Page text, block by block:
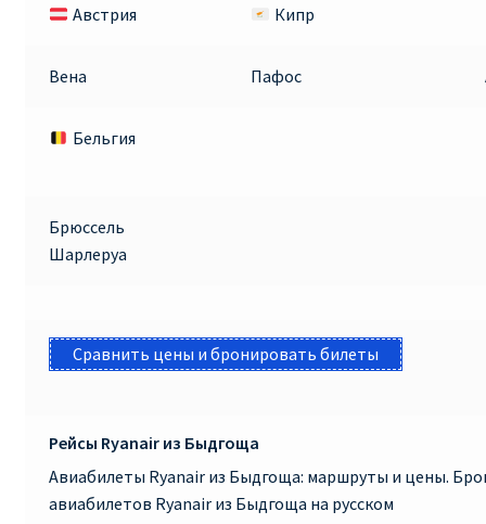
Австрия Кипр
Вена Пафос
Бельгия
Брюссель
Шарлеруа
Сравнить цены и бронировать билеты
Рейсы Ryanair из Быдгоща
Авиабилеты Ryanair из Быдгоща: маршруты и цены.
авиабилетов Ryanair из Быдгоща на русском